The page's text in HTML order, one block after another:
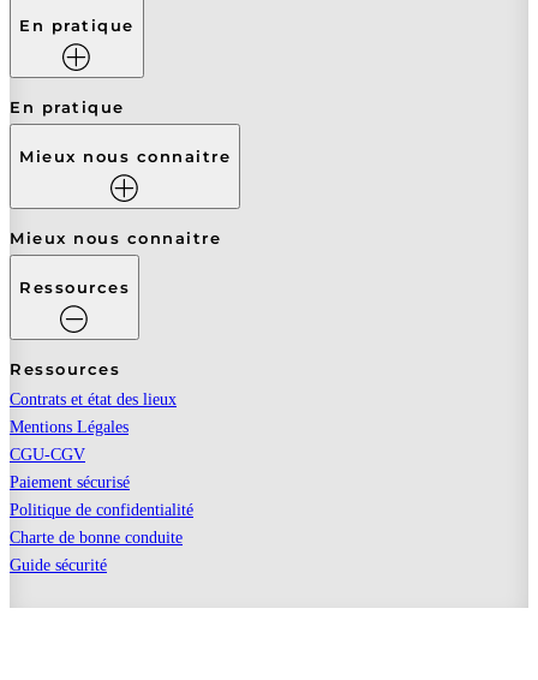
En pratique
En pratique
Mieux nous connaitre
Mieux nous connaitre
Ressources
Ressources
Contrats et état des lieux
Mentions Légales
CGU-CGV
Paiement sécurisé
Politique de confidentialité
Charte de bonne conduite
Guide sécurité